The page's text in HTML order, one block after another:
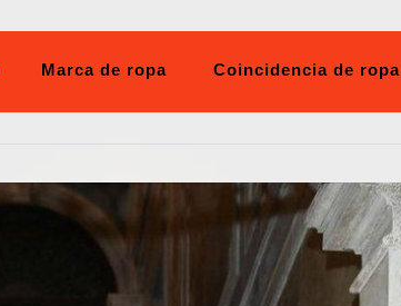
Marca de ropa Coincidencia de ropa